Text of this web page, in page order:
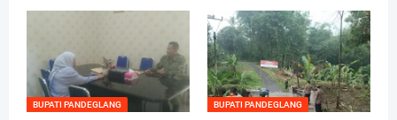
BUPATI PANDEGLANG BUPATI PANDEGLANG